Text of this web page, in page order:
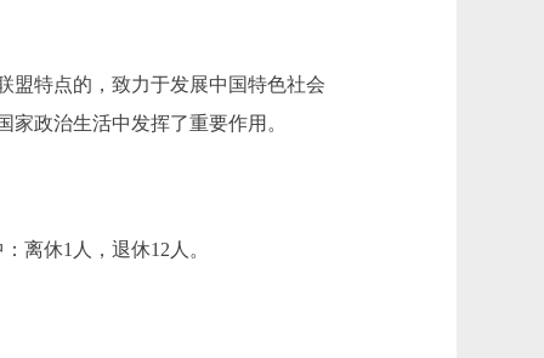
特点的，致力于发展中国特色社会
政治生活中发挥了重要作用。
离休1人，退休12人。